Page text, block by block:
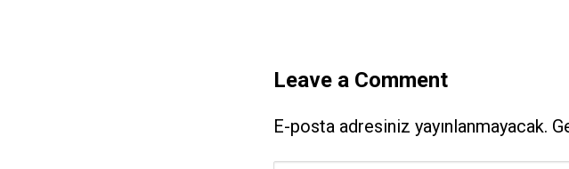
Leave a Comment
E-posta adresiniz yayınlanmayacak.